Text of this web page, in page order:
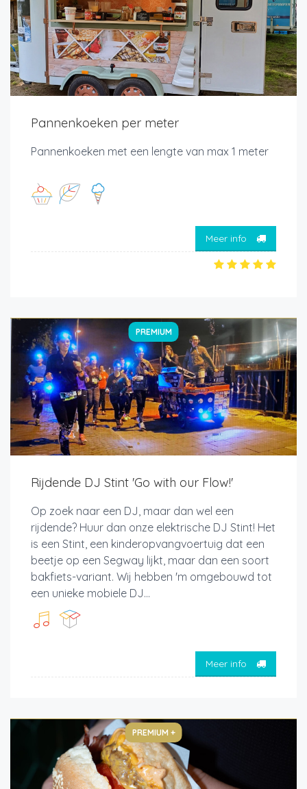
Pannenkoeken per meter
Pannenkoeken met een lengte van max 1 meter
Meer info
PREMIUM
Rijdende DJ Stint 'Go with our Flow!'
Op zoek naar een DJ, maar dan wel een
rijdende? Huur dan onze elektrische DJ Stint! Het
is een Stint, een kinderopvangvoertuig dat een
beetje op een Segway lijkt, maar dan een soort
bakfiets-variant. Wij hebben 'm omgebouwd tot
een unieke mobiele DJ...
Meer info
PREMIUM +